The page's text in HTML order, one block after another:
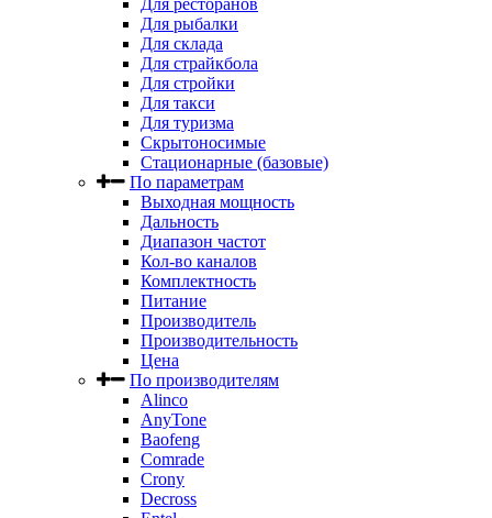
Для ресторанов
Для рыбалки
Для склада
Для страйкбола
Для стройки
Для такси
Для туризма
Скрытоносимые
Стационарные (базовые)
По параметрам
Выходная мощность
Дальность
Диапазон частот
Кол-во каналов
Комплектность
Питание
Производитель
Производительность
Цена
По производителям
Alinco
AnyTone
Baofeng
Comrade
Crony
Decross